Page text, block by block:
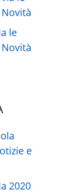
le
2020